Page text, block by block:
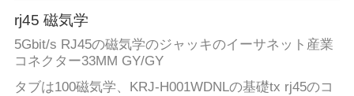
rj45 磁気学
5Gbit/s RJ45の磁気学のジャッキのイーサネット産業
コネクター33MM GY/GY
タブは100磁気学、KRJ-H001WDNLの基礎tx rj45のコ